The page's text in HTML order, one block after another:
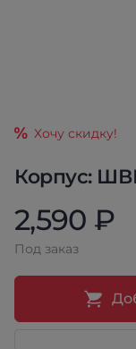
Корпус:
Хочу скидку!
2,590 ₽
Под заказ